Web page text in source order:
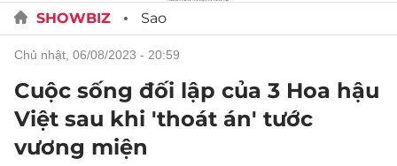
SHOWBIZ Sao
chủ nhật, 06/08/2023 - 20:59
Cuộc sống đối lập của 3 Hoa hậu
Việt sau khi 'thoát án' tước
vương miện